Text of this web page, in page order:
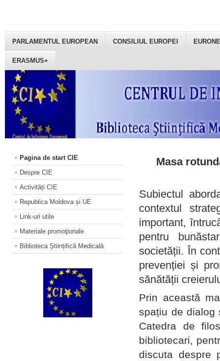
PARLAMENTUL EUROPEAN CONSILIUL EUROPEI
ERASMUS+
Pagina de start CIE
Despre CIE
Activități CIE
Republica Moldova și UE
Link-uri utile
Materiale promoţionale
Biblioteca Științifică Medicală
Masa
Subiectul
contextul
important,
pentru
societății. În
prevenției și
sănătății
Prin această
spațiu de dialog
Catedra de
bibliotecari,
discuta despre